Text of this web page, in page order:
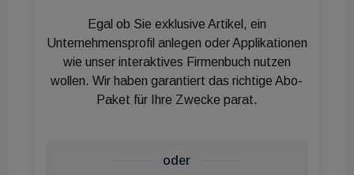
der Nähe des Hauptplatzes gelegenen Teil der
Landstraße. In diesem Bereich, auf einer Länge von
wenigen hundert Metern, befinden sich drei
innerstädtische Shopping Center, auf die sich viel
konzentriert in Linz“, so Christoph Oßberger,
Egal ob Sie exklusive Artikel, ein
Unternehmensprofil anlegen oder Applikationen
wie unser interaktives Firmenbuch nutzen
wollen. Wir haben garantiert das richtige Abo-
Paket für Ihre Zwecke parat.
oder